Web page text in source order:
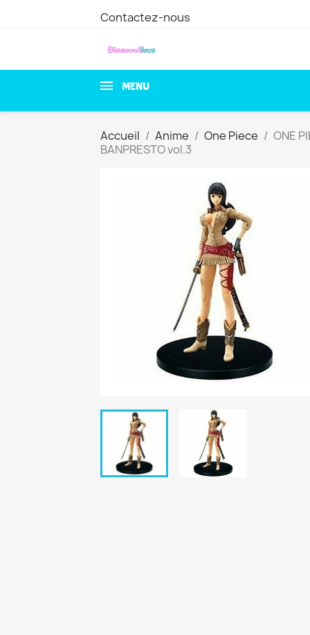
Contactez-nous
MENU
Accueil Anime One Piece
ONE
BANPRESTO vol.3